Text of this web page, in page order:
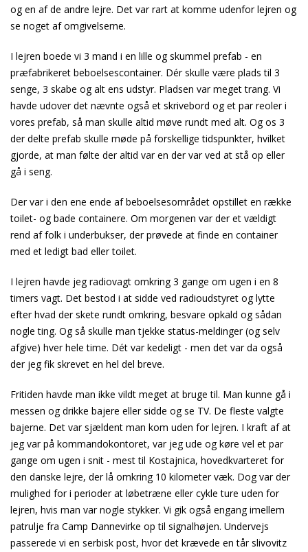
og en af de andre lejre. Det var rart at komme udenfor lejren og
se noget af omgivelserne.
I lejren boede vi 3 mand i en lille og skummel prefab - en
præfabrikeret beboelsescontainer. Dér skulle være plads til 3
senge, 3 skabe og alt ens udstyr. Pladsen var meget trang. Vi
havde udover det nævnte også et skrivebord og et par reoler i
vores prefab, så man skulle altid møve rundt med alt. Og os 3
der delte prefab skulle møde på forskellige tidspunkter, hvilket
gjorde, at man følte der altid var en der var ved at stå op eller
gå i seng.
Der var i den ene ende af beboelsesområdet opstillet en række
toilet- og bade containere. Om morgenen var der et vældigt
rend af folk i underbukser, der prøvede at finde en container
med et ledigt bad eller toilet.
I lejren havde jeg radiovagt omkring 3 gange om ugen i en 8
timers vagt. Det bestod i at sidde ved radioudstyret og lytte
efter hvad der skete rundt omkring, besvare opkald og sådan
nogle ting. Og så skulle man tjekke status-meldinger (og selv
afgive) hver hele time. Dét var kedeligt - men det var da også
der jeg fik skrevet en hel del breve.
Fritiden havde man ikke vildt meget at bruge til. Man kunne gå i
messen og drikke bajere eller sidde og se TV. De fleste valgte
bajerne. Det var sjældent man kom uden for lejren. I kraft af at
jeg var på kommandokontoret, var jeg ude og køre vel et par
gange om ugen i snit - mest til Kostajnica, hovedkvarteret for
den danske lejre, der lå omkring 10 kilometer væk. Dog var der
mulighed for i perioder at løbetræne eller cykle ture uden for
lejren, hvis man var nogle stykker. Vi gik også engang imellem
patrulje fra Camp Dannevirke op til signalhøjen. Undervejs
passerede vi en serbisk post, hvor det krævede en tår slivovitz